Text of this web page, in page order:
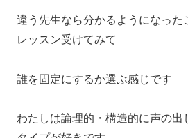
違う先生なら分かるようになった
レッスン受けてみて
誰を固定にするか選ぶ感じです
わたしは論理的・構造的に声の出